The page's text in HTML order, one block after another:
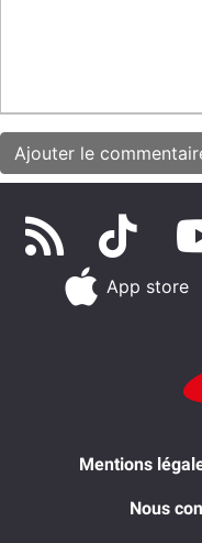
App store
Mentions
Nous